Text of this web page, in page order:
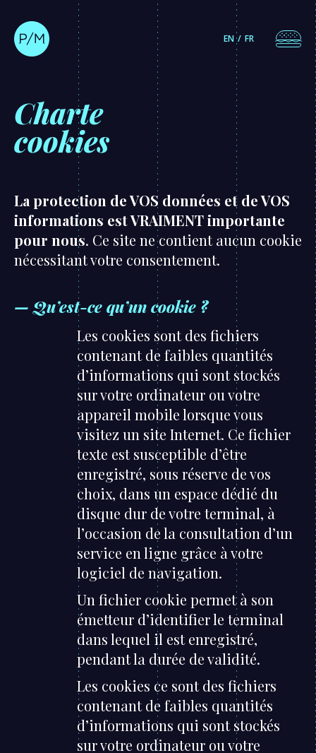
EN FR
Charte
cookies
La protection de VOS données et de VOS
informations est VRAIMENT importante
pour nous. Ce site ne contient aucun cookie
nécessitant votre consentement.
— Qu’est-ce qu’un cookie ?
Les cookies sont des fichiers
contenant de faibles quantités
d’informations qui sont stockés
sur votre ordinateur ou votre
appareil mobile lorsque vous
visitez un site Internet. Ce fichier
texte est susceptible d’être
enregistré, sous réserve de vos
choix, dans un espace dédié du
disque dur de votre terminal, à
l’occasion de la consultation d’un
service en ligne grâce à votre
logiciel de navigation.
Un fichier cookie permet à son
émetteur d’identifier le terminal
dans lequel il est enregistré,
pendant la durée de validité.
Les cookies ce sont des fichiers
contenant de faibles quantités
d’informations qui sont stockés
sur votre ordinateur ou votre